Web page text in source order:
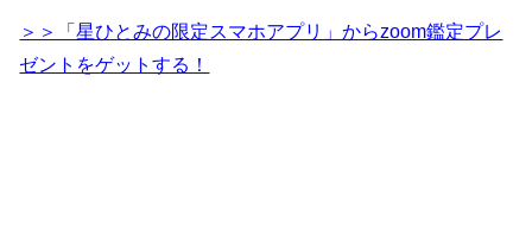
＞＞「星ひとみの限定スマホアプリ」からzoom鑑定プレ
ゼントをゲットする！